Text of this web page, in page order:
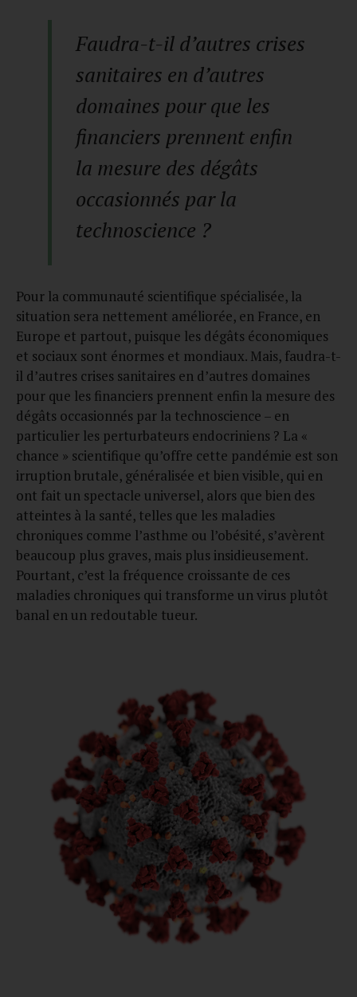
Faudra-t-il d’autres crises
sanitaires en d’autres
domaines pour que les
financiers prennent enfin
la mesure des dégâts
occasionnés par la
technoscience ?
Pour la communauté scientifique spécialisée, la
situation sera nettement améliorée, en France, en
Europe et partout, puisque les dégâts économiques
et sociaux sont énormes et mondiaux. Mais, faudra-t-
il d’autres crises sanitaires en d’autres domaines
pour que les financiers prennent enfin la mesure des
dégâts occasionnés par la technoscience – en
particulier les perturbateurs endocriniens ? La «
chance » scientifique qu’offre cette pandémie est son
irruption brutale, généralisée et bien visible, qui en
ont fait un spectacle universel, alors que bien des
atteintes à la santé, telles que les maladies
chroniques comme l’asthme ou l’obésité, s’avèrent
beaucoup plus graves, mais plus insidieusement.
Pourtant, c’est la fréquence croissante de ces
maladies chroniques qui transforme un virus plutôt
banal en un redoutable tueur.